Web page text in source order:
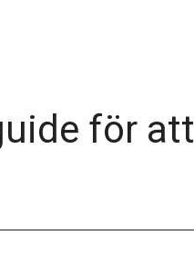
för att